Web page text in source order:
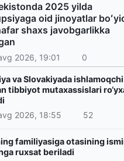
2025 yilda
oid jinoyatlar
shaxs javobgarlikka
2026, 19:01 0
va Slovakiyada ishlamoqchi
tibbiyot mutaxassislari
2026, 18:55
52
familiyasiga otasining
ruxsat beriladi